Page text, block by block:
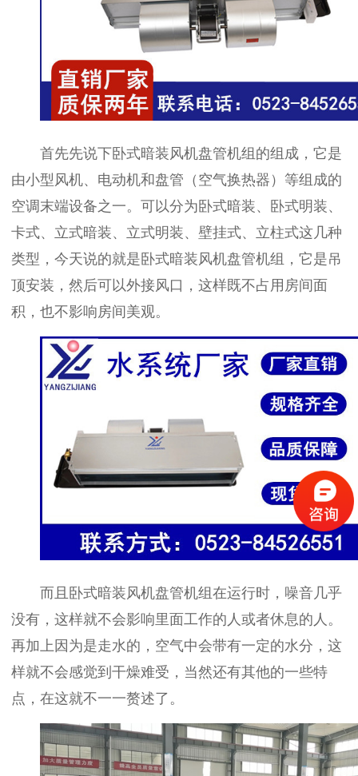
首先先说下卧式暗装风机盘管机组的组成，它是
由小型风机、电动机和盘管（空气换热器）等组成的
空调末端设备之一。可以分为卧式暗装、卧式明装、
卡式、立式暗装、立式明装、壁挂式、立柱式这几种
类型，今天说的就是卧式暗装风机盘管机组，它是吊
顶安装，然后可以外接风口，这样既不占用房间面
积，也不影响房间美观。
而且卧式暗装风机盘管机组在运行时，噪音几乎
没有，这样就不会影响里面工作的人或者休息的人。
再加上因为是走水的，空气中会带有一定的水分，这
样就不会感觉到干燥难受，当然还有其他的一些特
点，在这就不一一赘述了。